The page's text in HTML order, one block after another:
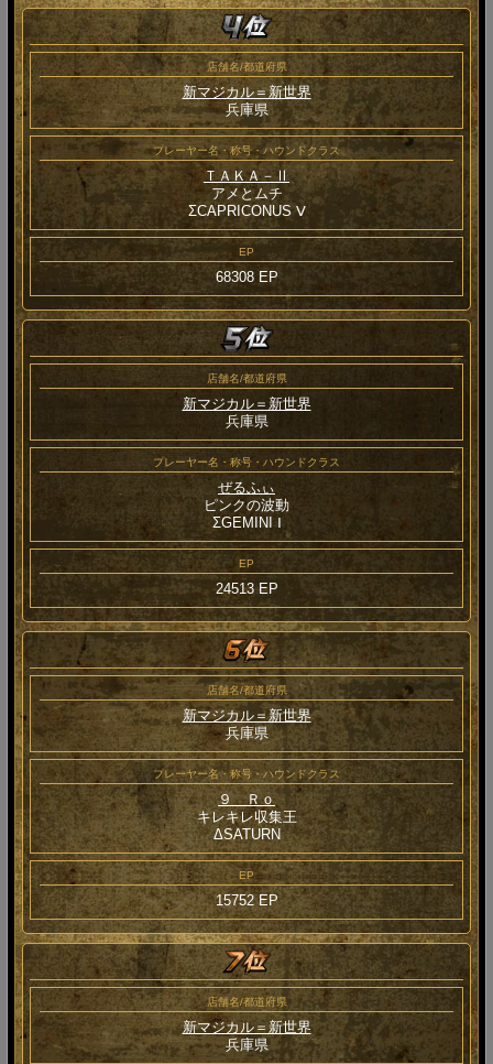
店舗名/都道府県
新マジカル＝新世界
兵庫県
プレーヤー名・称号・ハウンドクラス
ＴＡＫＡ－Ⅱ
アメとムチ
ΣCAPRICONUS Ⅴ
EP
68308 EP
店舗名/都道府県
新マジカル＝新世界
兵庫県
プレーヤー名・称号・ハウンドクラス
ぜるふぃ
ピンクの波動
ΣGEMINI Ⅰ
EP
24513 EP
店舗名/都道府県
新マジカル＝新世界
兵庫県
プレーヤー名・称号・ハウンドクラス
９＿Ｒｏ
キレキレ収集王
ΔSATURN
EP
15752 EP
店舗名/都道府県
新マジカル＝新世界
兵庫県